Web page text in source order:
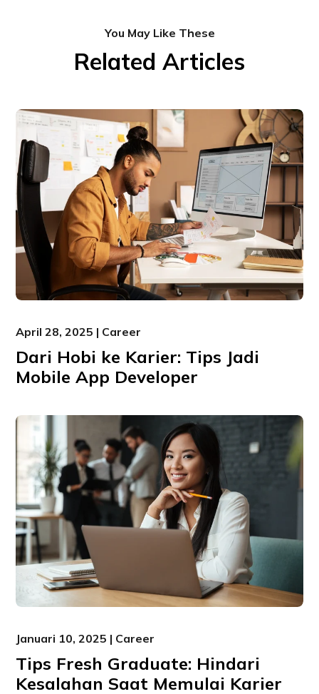
You May Like These
Related Articles
April 28, 2025 | Career
Dari Hobi ke Karier: Tips Jadi
Mobile App Developer
Januari 10, 2025 | Career
Tips Fresh Graduate: Hindari
Kesalahan Saat Memulai Karier